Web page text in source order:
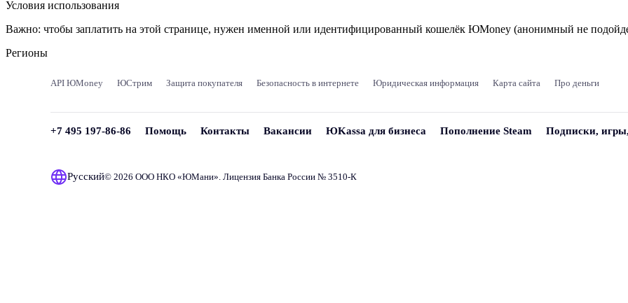
Условия использования
Важно: чтобы заплатить на этой странице, нужен именной или идентифицированный кошелёк ЮMoney (анонимный не
Регионы
API ЮMoney ЮСтрим Защита покупателя Безопасность в интернете Юридическая информация Карта сайта Про деньги
+7 495 197-86-86 Помощь Контакты Вакансии ЮKassa для бизнеса Пополнение Steam Подписки,
Русский© 2026 ООО НКО «ЮМани». Лицензия Банка России № 3510‑К